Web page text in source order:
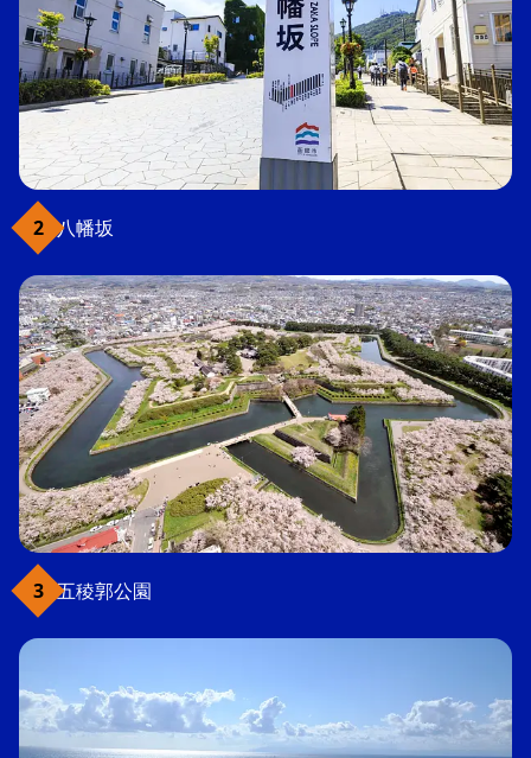
八幡坂
五稜郭公園